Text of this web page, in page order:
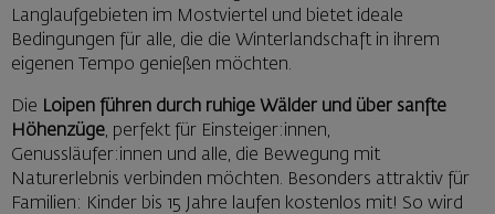
Langlaufgebieten im Mostviertel und bietet ideale
Bedingungen für alle, die die Winterlandschaft in ihrem
eigenen Tempo genießen möchten.
Die Loipen führen durch ruhige Wälder und über sanfte
Höhenzüge, perfekt für Einsteiger:innen,
Genussläufer:innen und alle, die Bewegung mit
Naturerlebnis verbinden möchten. Besonders attraktiv für
Familien: Kinder bis 15 Jahre laufen kostenlos mit! So wird